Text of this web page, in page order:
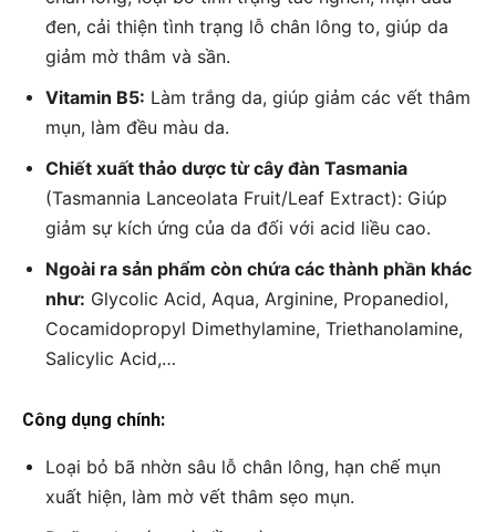
đen, cải thiện tình trạng lỗ chân lông to, giúp da
giảm mờ thâm và sần.
Vitamin B5: Làm trắng da, giúp giảm các vết thâm
mụn, làm đều màu da.
Chiết xuất thảo dược từ cây đàn Tasmania
(Tasmannia Lanceolata Fruit/Leaf Extract): Giúp
giảm sự kích ứng của da đối với acid liều cao.
Ngoài ra sản phẩm còn chứa các thành phần khác
như: Glycolic Acid, Aqua, Arginine, Propanediol,
Cocamidopropyl Dimethylamine, Triethanolamine,
Salicylic Acid,…
Công dụng chính:
Loại bỏ bã nhờn sâu lỗ chân lông, hạn chế mụn
xuất hiện, làm mờ vết thâm sẹo mụn.